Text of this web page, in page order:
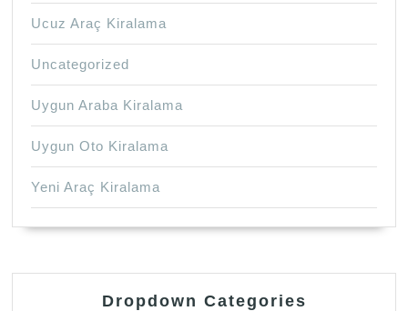
Ucuz Araç Kiralama
Uncategorized
Uygun Araba Kiralama
Uygun Oto Kiralama
Yeni Araç Kiralama
Dropdown Categories